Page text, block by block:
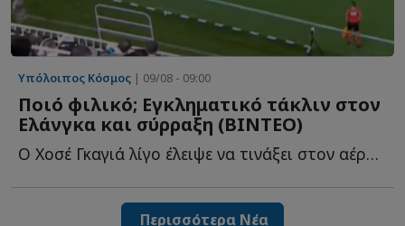
Υπόλοιπος Κόσμος | 09/08 - 09:00
Ποιό φιλικό; Εγκληματικό τάκλιν στον
Ελάνγκα και σύρραξη (ΒΙΝΤΕΟ)
Ο Χοσέ Γκαγιά λίγο έλειψε να τινάξει στον αέρα τη φιλική α...
Περισσότερα Νέα